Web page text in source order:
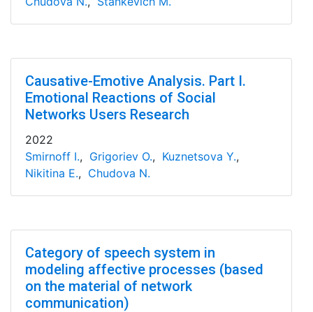
Causative-Emotive Analysis. Part I.
Emotional Reactions of Social
Networks Users Research
2022
Smirnoff I., Grigoriev O., Kuznetsova Y.,
Nikitina E., Chudova N.
Category of speech system in
modeling affective processes (based
on the material of network
communication)